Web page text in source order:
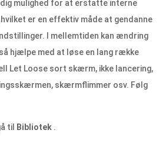
mulighed for at erstatte interne
er en effektiv måde at gendanne
I mellemtiden kan ændring
hjælpe med at løse en lang række
Let Loose sort skærm, ikke lancering,
skærmflimmer osv. Følg
til Bibliotek .